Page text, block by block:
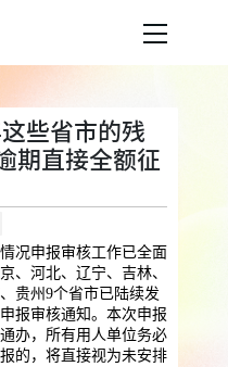
派遣
用工
些省市的残
期直接全额征
况申报审核工作已全面
、河北、辽宁、吉林、
贵州9个省市已陆续发
报审核通知。本次申报
办，所有用人单位务必
的，将直接视为未安排